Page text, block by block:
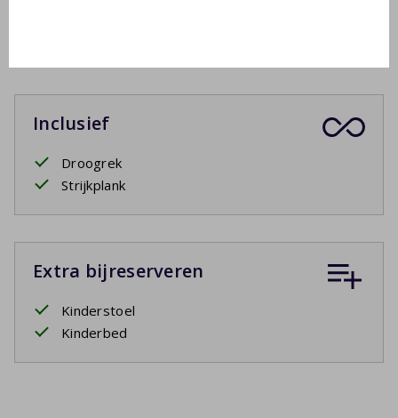
Inclusief
Droogrek
Strijkplank
Extra bijreserveren
Kinderstoel
Kinderbed